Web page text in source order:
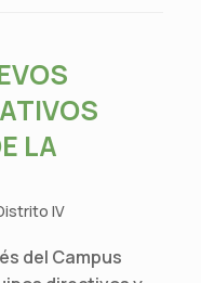
LA
IV
del Campus